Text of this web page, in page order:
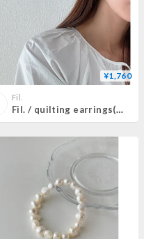
¥1,760
Fil.
Fil. / quilting earrings(即納)2color